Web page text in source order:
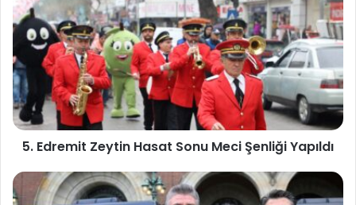
5. Edremit Zeytin Hasat Sonu Meci Şenliği Yapıldı